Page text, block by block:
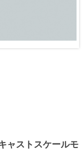
ャストスケールモ